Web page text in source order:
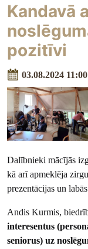
Kandavā
pozitīvi
03.08.2024
Dalībnieki mācījās
kā arī apmeklēja
prezentācijas un
Andis Kurmis,
interesentus
seniorus) uz